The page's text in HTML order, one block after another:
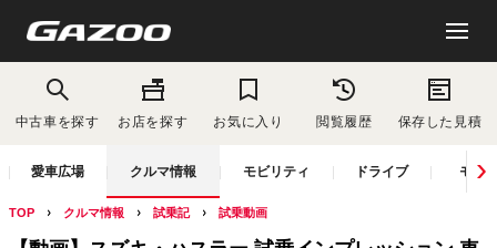
中古車を探す お店を探す お気に入り 閲覧履歴 保存した見積
愛車広場 クルマ情報 モビリティ ドライブ モー
TOP クルマ情報 試乗記 試乗動画